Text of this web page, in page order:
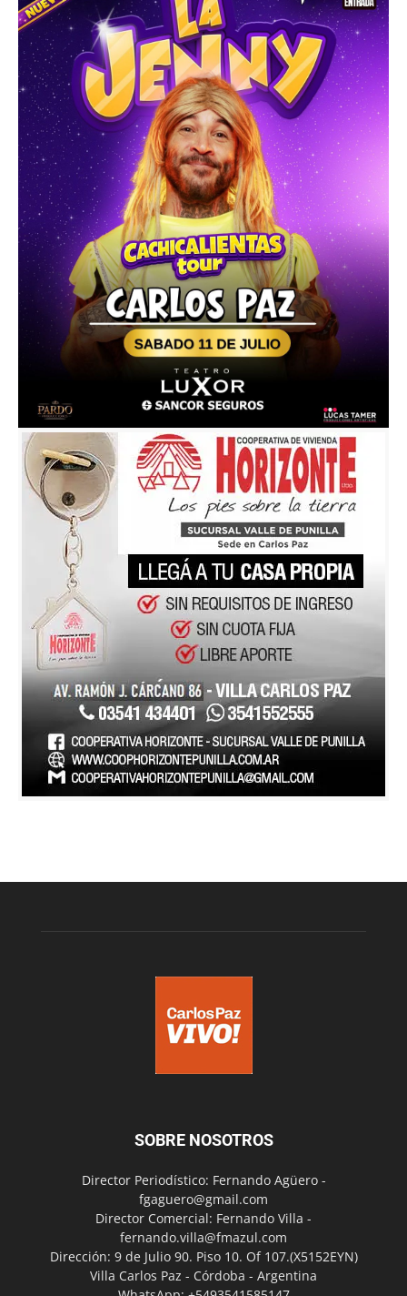
SOBRE NOSOTROS
Director Periodístico: Fernando Agüero -
fgaguero@gmail.com
Director Comercial: Fernando Villa -
fernando.villa@fmazul.com
Dirección: 9 de Julio 90. Piso 10. Of 107.(X5152EYN)
Villa Carlos Paz - Córdoba - Argentina